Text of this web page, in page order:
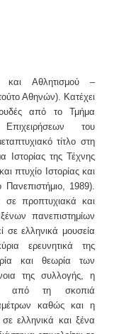
και Αθλητισμού –
Αθηνών). Κατέχει
από το Τμήμα
του
τίτλο στη
της Τέχνης
πτυχίο Ιστορίας και
Πανεπιστήμιο, 1989).
σε προπτυχιακά και
πανεπιστημίων
σε ελληνικά μουσεία
ερευνητικά της
και θεωρία των
της συλλογής, η
από τη σκοπιά
καθώς και η
σε ελληνικά και ξένα